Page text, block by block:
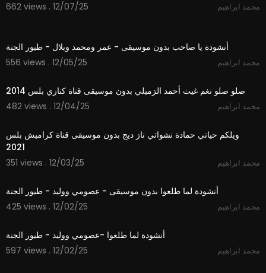
662 views . 12/07/25
محمد ابراهيم
أنشودة يا صاحب بدون موسيقى - عمر ومحمد وبلال - طيور الجنة
556 views . 12/05/25
محمد ابراهيم
صلو صلو نغم غيث أحمد الزميلي بدون موسيقى قناة كناري بلس 2014
482 views . 12/04/25
محمد ابراهيم
ويلكم حياتي حمادة نشواتي ناز ديج بدون موسيقى قناة كراميش بلس
2021
351 views . 12/03/25
محمد ابراهيم
أنشودة لما طلعوا بدون موسيقى - عصومي ووليد - طيور الجنة
425 views . 12/02/25
محمد ابراهيم
أنشودة لما طلعوا -عصومي ووليد - طيور الجنة
597 views . 12/02/25
محمد ابراهيم